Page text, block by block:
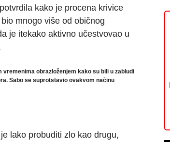
kako je procena krivice
mnogo više od običnog
je itekako aktivno učestvovao u
obrazloženjem kako su bili u zabludi
Sabo se suprotstavio ovakvom načinu
lako probuditi zlo kao drugu,